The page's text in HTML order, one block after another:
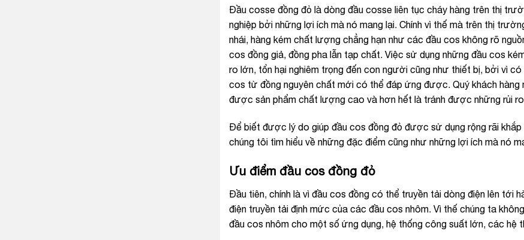
Đầu cosse đồng đỏ là dòng đầu cosse liên tục cháy hàng trên thị
nghiệp bởi những lợi ích mà nó mang lại. Chính vì thế mà trên thị
nhái, hàng kém chất lượng chẳng hạn như các đầu cos không rõ
cos đồng giả, đồng pha lẫn tạp chất. Việc sử dụng những đầu cos
ro lớn, tổn hại nghiêm trọng đến con người cũng như thiết bị, bởi vì
cos từ đồng nguyên chất mới có thể đáp ứng được. Quý khách hàng
được sản phẩm chất lượng cao và hơn hết là tránh được những rủi
Để biết được lý do giúp đầu cos đồng đỏ được sử dụng rộng rãi khắp
chúng tôi tìm hiểu về những đặc điểm cũng như những lợi ích mà nó
Ưu điểm đầu cos đồng đỏ
Đầu tiên, chính là vì đầu cos đồng có thể truyền tải dòng điện lên tới
điện truyền tải định mức của các đầu cos nhôm. Vì thế chúng ta
đầu cos nhôm cho một số ứng dụng, hệ thống công suất lớn, các hệ